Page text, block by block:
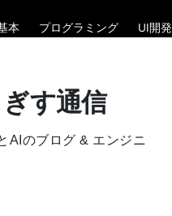
本 プログラミング UI開発
す通信
AIのブログ & エンジニ